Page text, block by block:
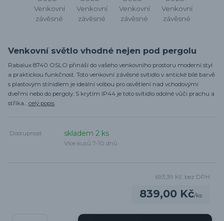
Venkovní světlo vhodné nejen pod pergolu
Rabalux 8740 OSLO přináší do vašeho venkovního prostoru moderní styl
a praktickou funkčnost. Toto venkovní závěsné svítidlo v antické bílé barvě
s plastovým stínidlem je ideální volbou pro osvětlení nad vchodovými
dveřmi nebo do pergoly. S krytím IP44 je toto svítidlo odolné vůči prachu a
stříka... celý popis
Dostupnost skladem 2 ks
Více kusů 7-10 dnů
839,00 Kč/ks
693,39 Kč bez DPH